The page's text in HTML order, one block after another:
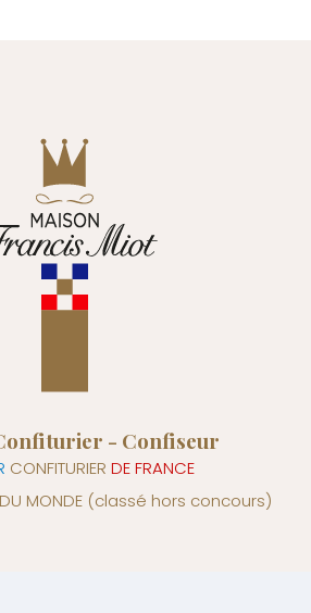
- Confiseur
CONFITURIER DE FRANCE
MONDE (classé hors concours)